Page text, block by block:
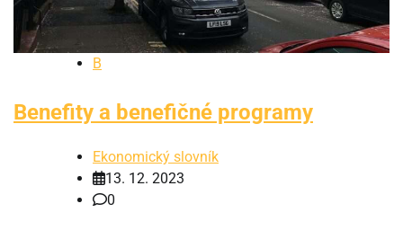
B
Benefity a benefičné programy
Ekonomický slovník
13. 12. 2023
0